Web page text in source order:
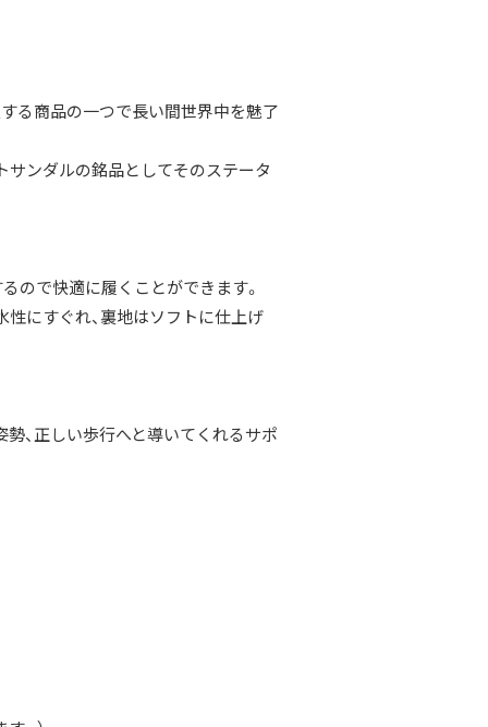
る商品の一つで長い間世界中を魅了
サンダルの銘品としてそのステータ
ので快適に履くことができます。
にすぐれ、裏地はソフトに仕上げ
、正しい歩行へと導いてくれるサポ